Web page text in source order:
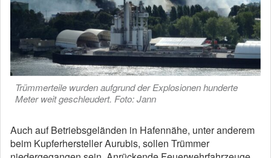
Trümmerteile wurden aufgrund der Explosionen hunderte
Meter weit geschleudert. Foto: Jann
Auch auf Betriebsgeländen in Hafennähe, unter anderem
beim Kupferhersteller Aurubis, sollen Trümmer